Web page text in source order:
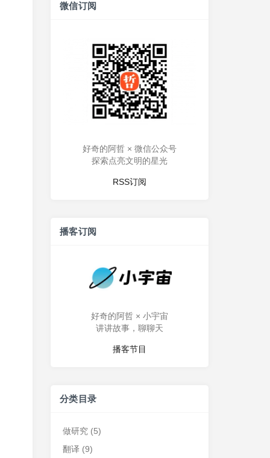
微信订阅
好奇的阿哲 × 微信公众号
探索点亮文明的星光
RSS订阅
播客订阅
好奇的阿哲 × 小宇宙
讲讲故事，聊聊天
播客节目
分类目录
做研究(5)
翻译 (9)